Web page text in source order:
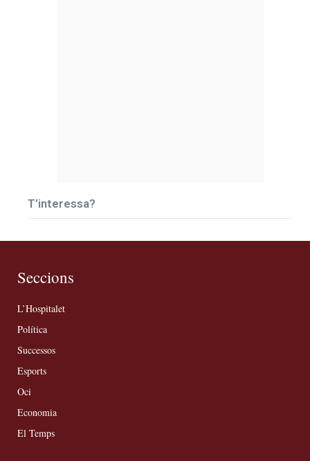
T’interessa?
Seccions
L’Hospitalet
Política
Successos
Esports
Oci
Economia
El Temps